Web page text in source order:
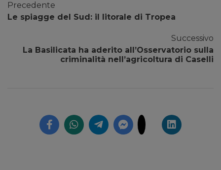
Precedente
Le spiagge del Sud: il litorale di Tropea
Successivo
La Basilicata ha aderito all’Osservatorio sulla
criminalità nell’agricoltura di Caselli